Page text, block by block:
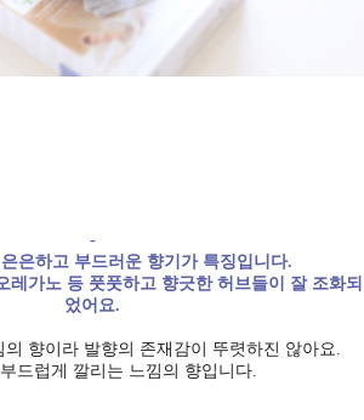
-
은하고 부드러운 향기가 특징입니다.
레가노 등 풋풋하고 향긋한 허브들이 잘 조화되
었어요.
향이라 발향의 존재감이 뚜렷하진 않아요.
드럽게 깔리는 느낌의 향입니다.